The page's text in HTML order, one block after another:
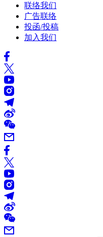
联络我们
广告联络
投函/投稿
加入我们